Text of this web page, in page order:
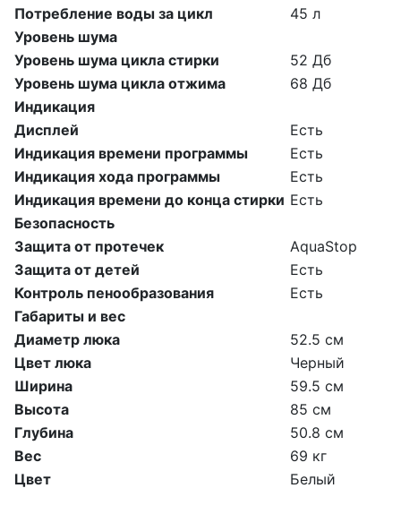
Потребление воды за цикл
45 л
Уровень шума
Уровень шума цикла стирки
52 Дб
Уровень шума цикла отжима
68 Дб
Индикация
Дисплей
Есть
Индикация времени программы
Есть
Индикация хода программы
Есть
Индикация времени до конца стирки Есть
Безопасность
Защита от протечек
AquaStop
Защита от детей
Есть
Контроль пенообразования
Есть
Габариты и вес
Диаметр люка
52.5 см
Цвет люка
Черный
Ширина
59.5 см
Высота
85 см
Глубина
50.8 см
Вес
69 кг
Цвет
Белый